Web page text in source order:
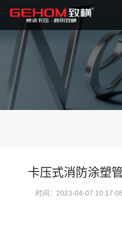
卡压式消防涂塑
时间：2023-04-07